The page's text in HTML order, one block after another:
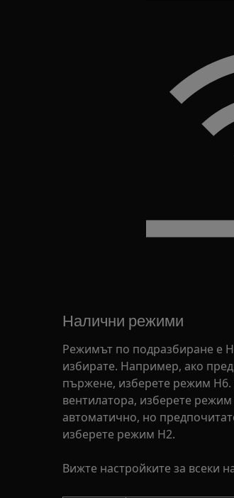
Налични режими
Режимът по подразбиране е
избирате. Например, ако
пържене, изберете режим H6.
вентилатора, изберете
автоматично, но
изберете режим H2.
Вижте настройките за всеки